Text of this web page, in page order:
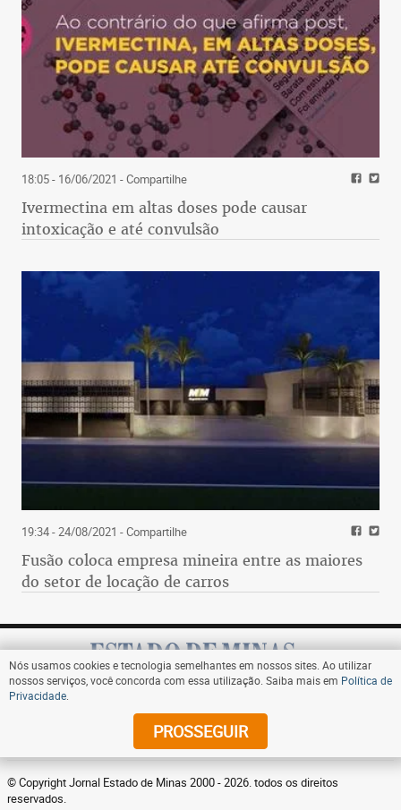
18:05 - 16/06/2021 - Compartilhe
Ivermectina em altas doses pode causar
intoxicação e até convulsão
19:34 - 24/08/2021 - Compartilhe
Fusão coloca empresa mineira entre as maiores
do setor de locação de carros
Assine
© Copyright Jornal Estado de Minas 2000 - 2026. todos os direitos
reservados.
Nós usamos cookies e tecnologia semelhantes em nossos sites. Ao utilizar
nossos serviços, você concorda com essa utilização. Saiba mais em Política de
Privacidade
PROSSEGUIR